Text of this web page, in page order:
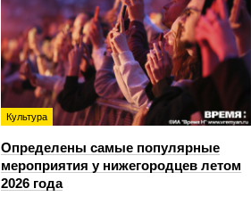
Культура
Определены самые популярные
мероприятия у нижегородцев летом
2026 года